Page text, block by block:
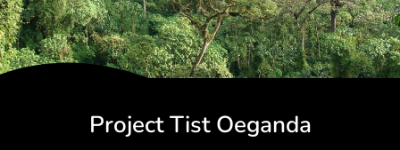
Project Tist Oeganda